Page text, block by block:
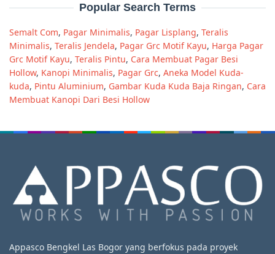
Popular Search Terms
Semalt Com, Pagar Minimalis, Pagar Lisplang, Teralis
Minimalis, Teralis Jendela, Pagar Grc Motif Kayu, Harga Pagar
Grc Motif Kayu, Teralis Pintu, Cara Membuat Pagar Besi
Hollow, Kanopi Minimalis, Pagar Grc, Aneka Model Kuda-
kuda, Pintu Aluminium, Gambar Kuda Kuda Baja Ringan, Cara
Membuat Kanopi Dari Besi Hollow
Appasco Bengkel Las Bogor yang berfokus pada proyek